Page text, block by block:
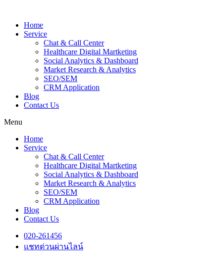
contentHome
Service
Chat & Call Center
Healthcare Digital Martketing
Social Analytics & Dashboard
Market Research & Analytics
SEO/SEM
CRM Application
Blog
Contact Us
Menu
Home
Service
Chat & Call Center
Healthcare Digital Martketing
Social Analytics & Dashboard
Market Research & Analytics
SEO/SEM
CRM Application
Blog
Contact Us
020-261456
แชทด่วนผ่านไลน์